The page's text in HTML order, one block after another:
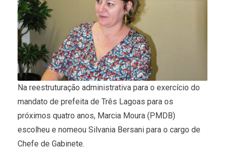
Na reestruturação administrativa para o exercício do
mandato de prefeita de Três Lagoas para os
próximos quatro anos, Marcia Moura (PMDB)
escolheu e nomeou Silvania Bersani para o cargo de
Chefe de Gabinete.